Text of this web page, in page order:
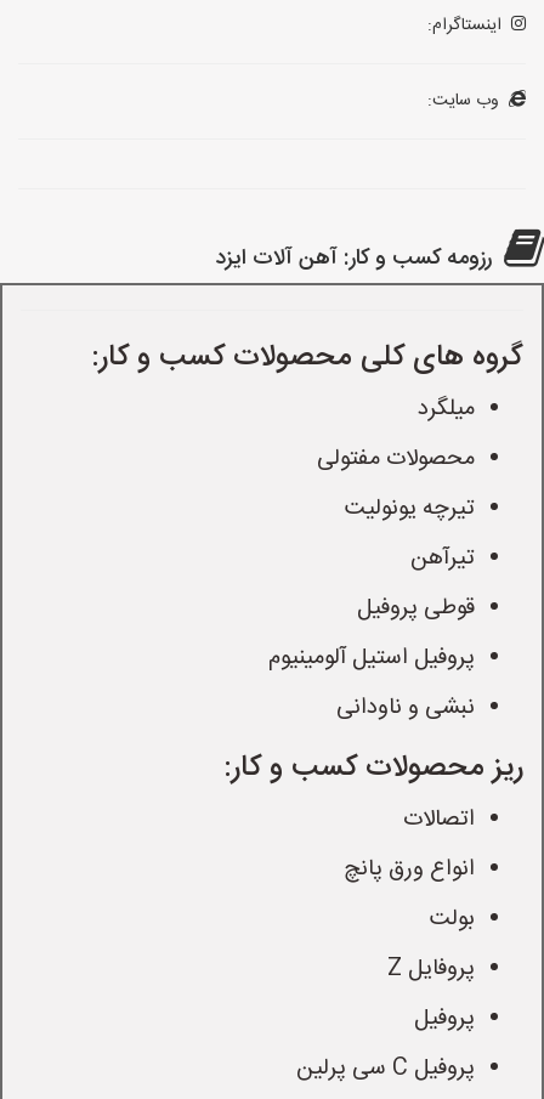
اینستاگرام:
وب سایت:
رزومه کسب و کار: آهن آلات ایزد
گروه های کلی محصولات کسب و کار:
میلگرد
محصولات مفتولی
تیرچه یونولیت
تیرآهن
قوطی پروفیل
پروفیل استیل آلومینیوم
نبشی و ناودانی
ریز محصولات کسب و کار:
اتصالات
انواع ورق پانچ
بولت
پروفایل Z
پروفیل
پروفیل C سی پرلین